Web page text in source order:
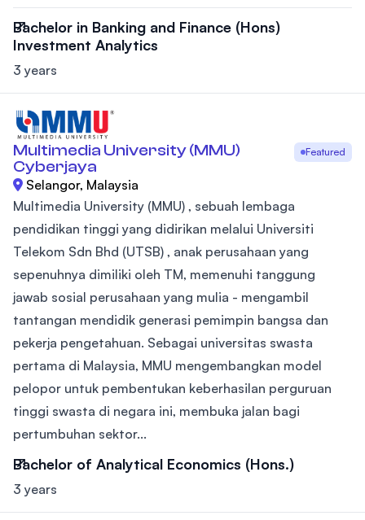
Bachelor in Banking and Finance (Hons)
Investment Analytics
3 years
Multimedia University (MMU)
Cyberjaya
Featured
Selangor, Malaysia
Multimedia University (MMU) , sebuah lembaga
pendidikan tinggi yang didirikan melalui Universiti
Telekom Sdn Bhd (UTSB) , anak perusahaan yang
sepenuhnya dimiliki oleh TM, memenuhi tanggung
jawab sosial perusahaan yang mulia - mengambil
tantangan mendidik generasi pemimpin bangsa dan
pekerja pengetahuan. Sebagai universitas swasta
pertama di Malaysia, MMU mengembangkan model
pelopor untuk pembentukan keberhasilan perguruan
tinggi swasta di negara ini, membuka jalan bagi
pertumbuhan sektor...
Bachelor of Analytical Economics (Hons.)
3 years